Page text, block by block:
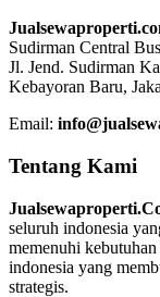
Sudirman Central
Jl. Jend. Sudirman
Kebayoran Baru,
Email:
Tentang Kami
seluruh indonesia
memenuhi
indonesia yang
strategis.